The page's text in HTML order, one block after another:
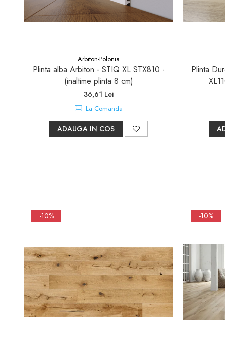
Sifoane, racorduri si ventile
Accesorii diverse
Arbiton-Polonia
Plinta alba Arbiton - STIQ XL STX810 -
(inaltime plinta 8 cm)
36,61 Lei
La Comanda
ADAUGA IN COS
Plinta
-10% -10%